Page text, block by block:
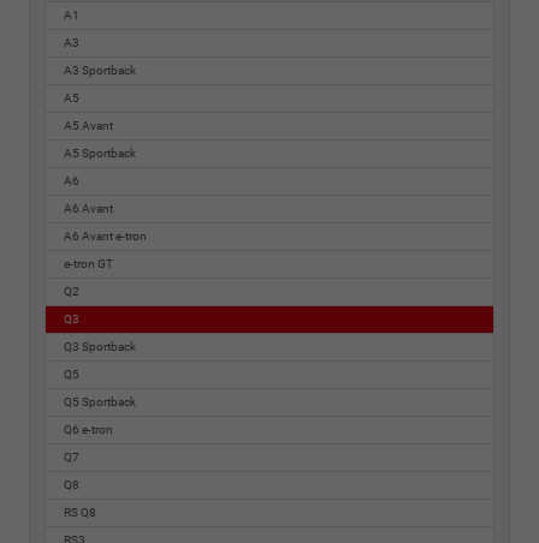
A1
A3
A3 Sportback
A5
A5 Avant
A5 Sportback
A6
A6 Avant
A6 Avant e-tron
e-tron GT
Q2
Q3
Q3 Sportback
Q5
Q5 Sportback
Q6 e-tron
Q7
Q8
RS Q8
RS3